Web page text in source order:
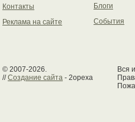
Контакты
Реклама на сайте
Блоги
События
© 2007-2026.
//Создание сайта - 2opexa
Вся